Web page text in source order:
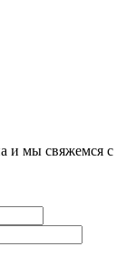
и мы свяжемся с